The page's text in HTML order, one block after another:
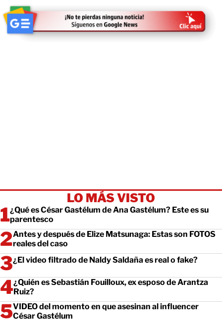
LO MÁS VISTO
¿Qué es César Gastélum de Ana Gastélum? Este es su
parentesco
Antes y después de Elize Matsunaga: Estas son FOTOS
reales del caso
¿El video filtrado de Naldy Saldaña es real o fake?
¿Quién es Sebastián Fouilloux, ex esposo de Arantza
Ruiz?
VIDEO del momento en que asesinan al influencer
César Gastélum